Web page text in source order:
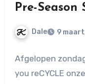
Pre-Season
Dale 9
reacties
Afgelopen
you reCYCLE